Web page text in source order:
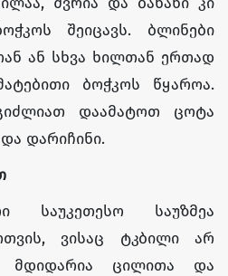
შეიცავს. ბლინები
ან სხვა ხილთან ერთად
ბოჭკოს წყაროა.
დაამატოთ ცოტა
დარიჩინი.
საუკეთესო საუზმეა
ვისაც ტკბილი არ
მდიდარია ცილითა და